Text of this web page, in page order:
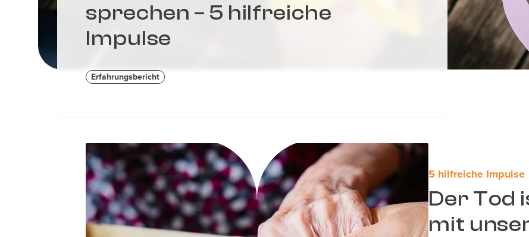
sprechen – 5 hilfreiche
Impulse
Erfahrungsbericht
5 hilfreiche Impulse
Der Tod
mit